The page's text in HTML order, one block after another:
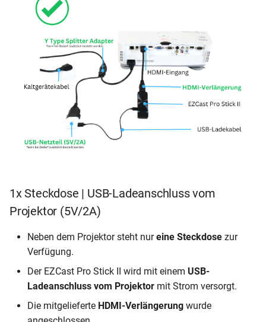
1x Steckdose | USB-Ladeanschluss vom
Projektor (5V/2A)
Neben dem Projektor steht nureine Steckdose zur
Verfügung.
Der EZCast Pro Stick II wird mit einem USB-
Ladeanschluss vom Projektor mit Strom versorgt.
Die mitgelieferte HDMI-Verlängerung wurde